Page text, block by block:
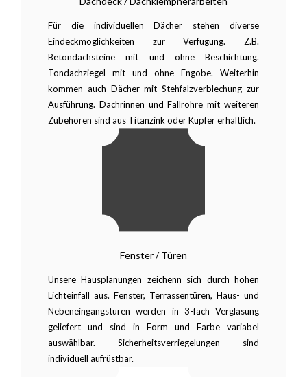
Für die individuellen Dächer stehen diverse
Eindeckmöglichkeiten zur Verfügung. Z.B.
Betondachsteine mit und ohne Beschichtung.
Tondachziegel mit und ohne Engobe. Weiterhin
kommen auch Dächer mit Stehfalzverblechung zur
Ausführung. Dachrinnen und Fallrohre mit weiteren
Zubehören sind aus Titanzink oder Kupfer erhältlich.
Fenster / Türen
Unsere Hausplanungen zeichenn sich durch hohen
Lichteinfall aus. Fenster, Terrassentüren, Haus- und
Nebeneingangstüren werden in 3-fach Verglasung
geliefert und sind in Form und Farbe variabel
auswählbar. Sicherheitsverriegelungen sind
individuell aufrüstbar.